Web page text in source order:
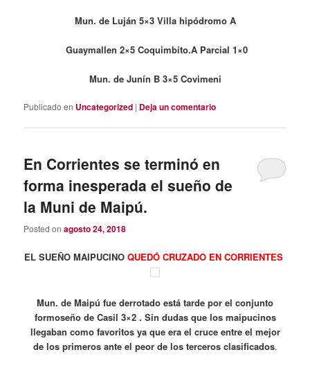
Mun. de Luján 5×3 Villa hipódromo A
Guaymallen 2×5 Coquimbito.A Parcial 1×0
Mun. de Junín B 3×5 Covimeni
Publicado en Uncategorized | Deja un comentario
En Corrientes se terminó en
forma inesperada el sueño de
la Muni de Maipú.
Posted onagosto 24, 2018
EL SUEÑO MAIPUCINO QUEDÓ CRUZADO EN CORRIENTES
Mun. de Maipú fue derrotado está tarde por el conjunto
formoseño de Casil 3×2 . Sin dudas que los maipucinos
llegaban como favoritos ya que era el cruce entre el mejor
de los primeros ante el peor de los terceros clasificados.